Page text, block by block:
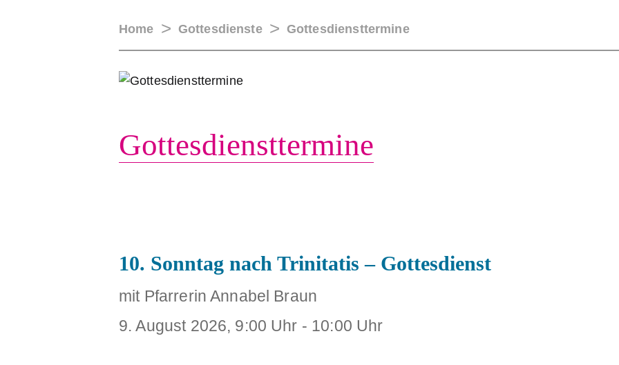
ÜBER UNS AKTUELLES GOTTESDIENSTE
Home Gottesdienste Gottesdiensttermine
Gottesdienst­termine
10. Sonntag nach Trinitatis – Gottesdienst
mit Pfarrerin Annabel Braun
9. August 2026, 9:00 Uhr - 10:00 Uhr